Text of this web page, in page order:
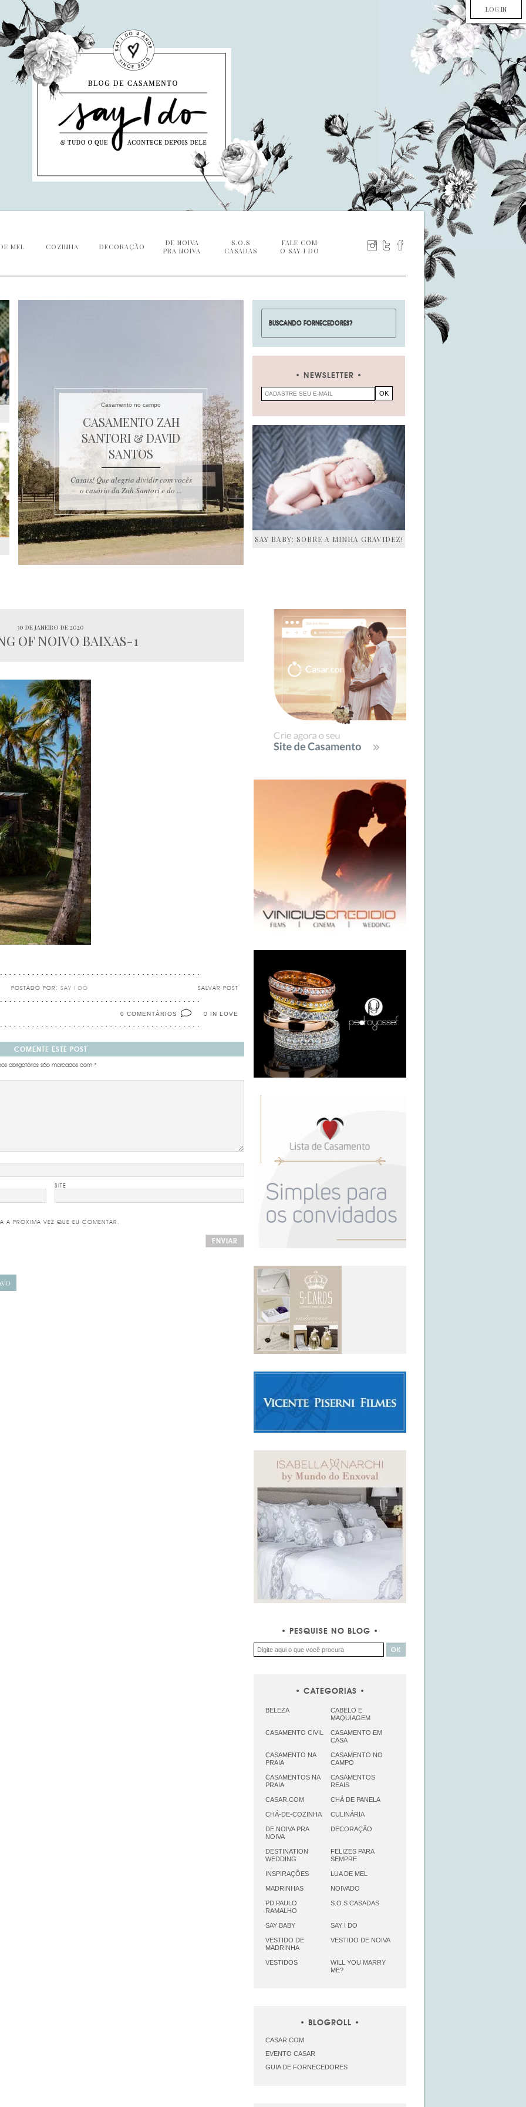
LOG IN
MEL COZINHA DECORAÇÃO
DE NOIVA
PRA NOIVA
S.O.S
CASADAS
FALE COM
O SAY I DO
Casamento no campo
CASAMENTO ZAH
SANTORI & DAVID
SANTOS
Casais! Que alegria dividir com vocês
o casório da Zah Santori e do ...
NEWSLETTER
SAY BABY: SOBRE A MINHA GRAVIDEZ!
30 de janeiro de 2020
OF NOIVO BAIXAS-1
SALVAR POST
POSTADO POR: SAY I DO
0 IN LOVE
0 COMENTÁRIOS
COMENTE ESTE POST
obrigatórios são marcados com *
SITE
A PRÓXIMA VEZ QUE EU COMENTAR.
SIDEBAR
PESQUISE NO BLOG
CATEGORIAS
BELEZA
CABELO E
MAQUIAGEM
CASAMENTO CIVIL
CASAMENTO EM
CASA
CASAMENTO NA
PRAIA
CASAMENTO NO
CAMPO
CASAMENTOS NA
PRAIA
CASAMENTOS
REAIS
CASAR.COM CHÁ DE PANELA
CHÁ-DE-COZINHA CULINÁRIA
DE NOIVA PRA
NOIVA
DECORAÇÃO
DESTINATION
WEDDING
FELIZES PARA
SEMPRE
INSPIRAÇÕES LUA DE MEL
MADRINHAS NOIVADO
PD PAULO
RAMALHO
S.O.S CASADAS
SAY BABY SAY I DO
VESTIDO DE
MADRINHA
VESTIDO DE NOIVA
VESTIDOS
WILL YOU MARRY
ME?
BLOGROLL
CASAR.COM
EVENTO CASAR
GUIA DE FORNECEDORES